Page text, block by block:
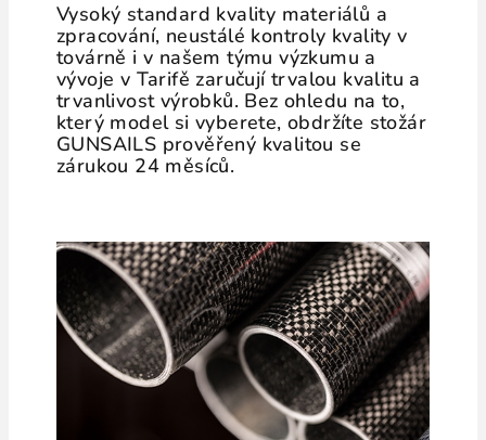
Vysoký standard kvality materiálů a
zpracování, neustálé kontroly kvality v
továrně i v našem týmu výzkumu a
vývoje v Tarifě zaručují trvalou kvalitu a
trvanlivost výrobků. Bez ohledu na to,
který model si vyberete, obdržíte stožár
GUNSAILS prověřený kvalitou se
zárukou 24 měsíců.